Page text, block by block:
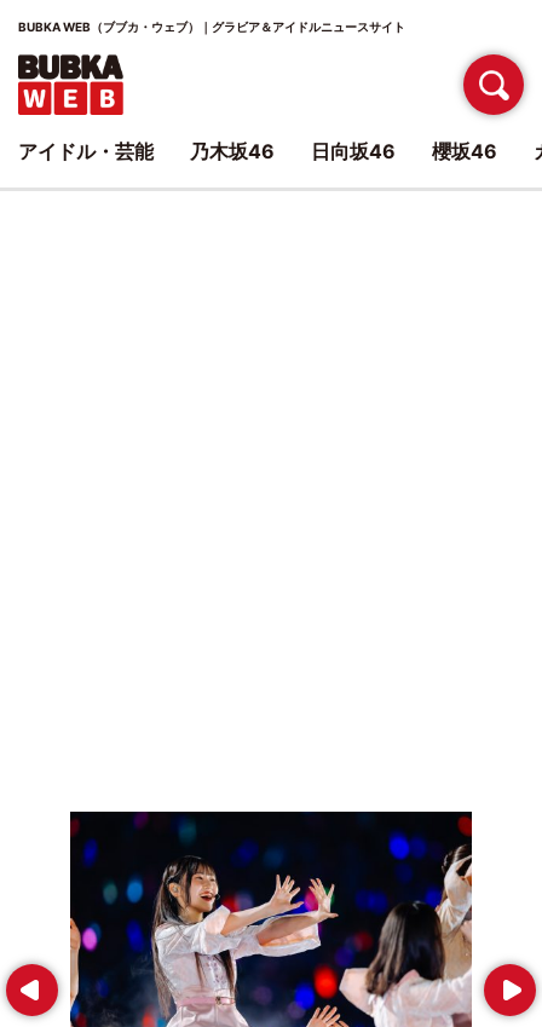
BUBKA WEB（ブブカ・ウェブ）｜グラビア＆アイドルニュースサイト
Prev Next
アイドル・芸能 乃木坂46 日向坂46 櫻坂46